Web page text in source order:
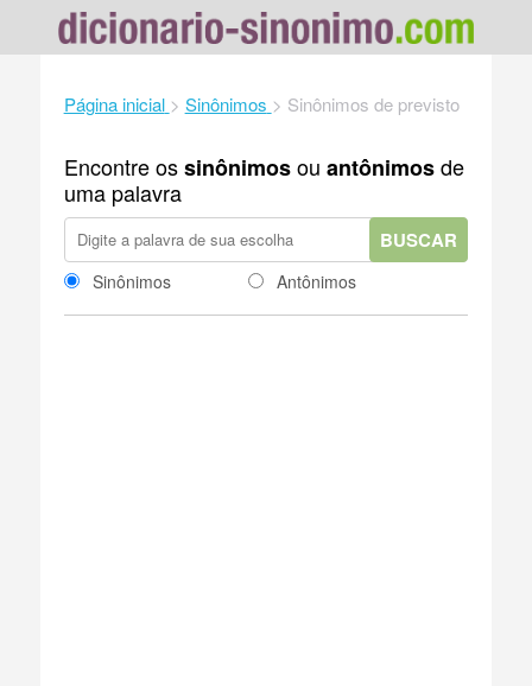
Página inicial > Sinônimos > Sinônimos de previsto
Encontre ossinônimosou antônimosde
uma palavra
BUSCAR
Sinônimos Antônimos